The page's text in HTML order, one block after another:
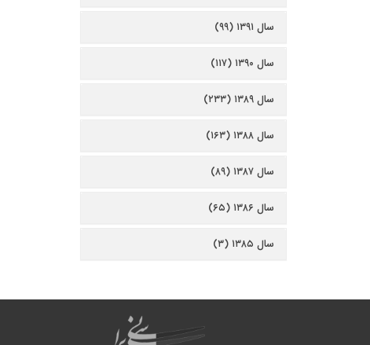
سال ۱۳۹۱ (۹۹)
سال ۱۳۹۰ (۱۱۷)
سال ۱۳۸۹ (۲۳۳)
سال ۱۳۸۸ (۱۶۳)
سال ۱۳۸۷ (۸۹)
سال ۱۳۸۶ (۶۵)
سال ۱۳۸۵ (۳)